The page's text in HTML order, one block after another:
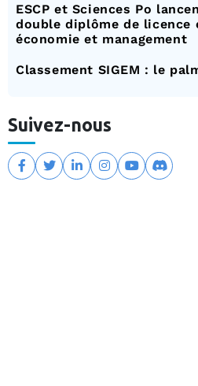
ESCP et Sciences Po
double diplôme de licence
économie et management
Classement SIGEM : le
Suivez-nous